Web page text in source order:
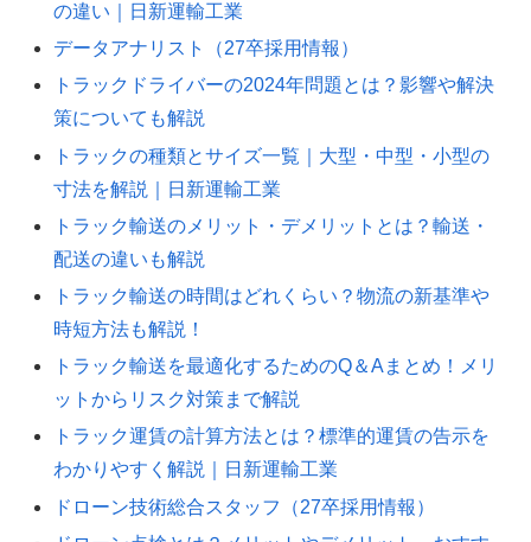
の違い｜日新運輸工業
データアナリスト（27卒採用情報）
トラックドライバーの2024年問題とは？影響や解決
策についても解説
トラックの種類とサイズ一覧｜大型・中型・小型の
寸法を解説｜日新運輸工業
トラック輸送のメリット・デメリットとは？輸送・
配送の違いも解説
トラック輸送の時間はどれくらい？物流の新基準や
時短方法も解説！
トラック輸送を最適化するためのQ＆Aまとめ！メリ
ットからリスク対策まで解説
トラック運賃の計算方法とは？標準的運賃の告示を
わかりやすく解説｜日新運輸工業
ドローン技術総合スタッフ（27卒採用情報）